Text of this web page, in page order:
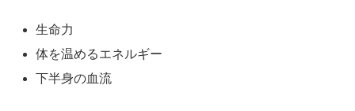
生命力
体を温めるエネルギー
下半身の血流